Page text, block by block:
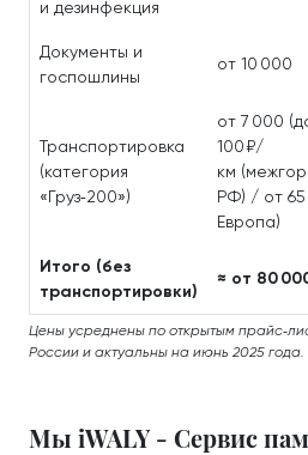
и дезинфекция
Документы и
госпошлины
от 10 000
Транспортировка
(категория
«Груз‑200»)
от 7 000
100 ₽/
км
РФ) / от
Европа)
Итого (без
транспортировки)
≈ от 80
Цены усреднены по открытым
России и актуальны на июнь 2025 года.
Мы iWALY - Сервис